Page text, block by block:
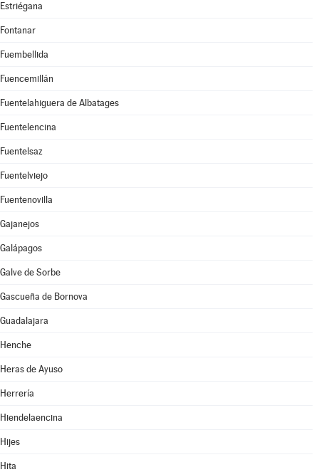
Estriégana
Fontanar
Fuembellida
Fuencemillán
Fuentelahiguera de Albatages
Fuentelencina
Fuentelsaz
Fuentelviejo
Fuentenovilla
Gajanejos
Galápagos
Galve de Sorbe
Gascueña de Bornova
Guadalajara
Henche
Heras de Ayuso
Herrería
Hiendelaencina
Hijes
Hita